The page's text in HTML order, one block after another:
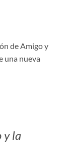
de Amigo y
una nueva
y la